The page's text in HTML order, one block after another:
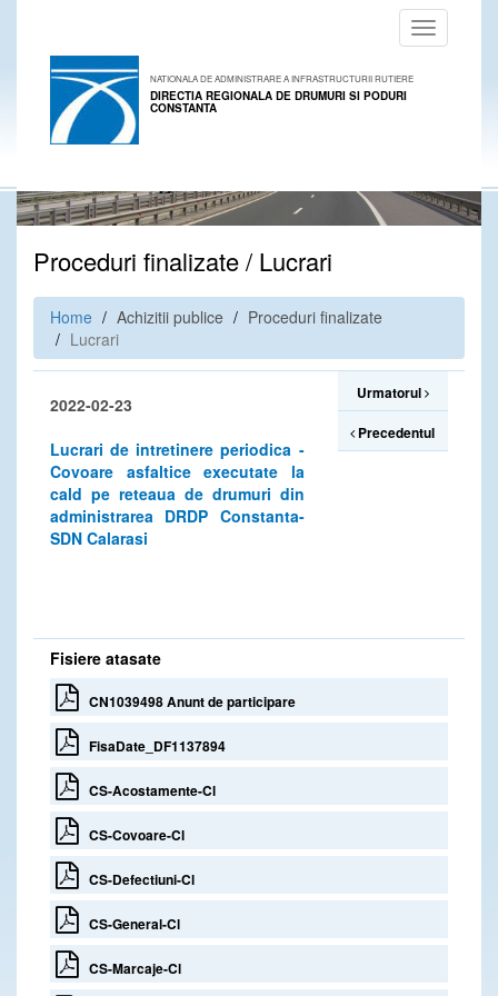
Toggle
navigation
NATIONALA DE ADMINISTRARE A INFRASTRUCTURII RUTIERE
DIRECTIA REGIONALA DE DRUMURI SI PODURI
CONSTANTA
Proceduri finalizate / Lucrari
Home Achizitii publice
Proceduri finalizate
Lucrari
2022-02-23
Lucrari de intretinere periodica -
Covoare asfaltice executate la
cald pe reteaua de drumuri din
administrarea DRDP Constanta-
SDN Calarasi
Urmatorul
Precedentul
Fisiere atasate
CN1039498 Anunt de participare
FisaDate_DF1137894
CS-Acostamente-Cl
CS-Covoare-Cl
CS-Defectiuni-Cl
CS-General-Cl
CS-Marcaje-Cl